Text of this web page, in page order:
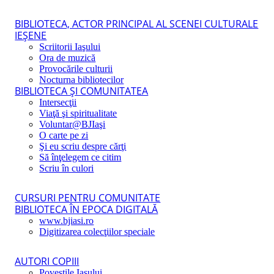
BIBLIOTECA, ACTOR PRINCIPAL AL SCENEI CULTURALE
IEŞENE
Scriitorii Iaşului
Ora de muzică
Provocările culturii
Nocturna bibliotecilor
BIBLIOTECA ŞI COMUNITATEA
Intersecţii
Viaţă şi spiritualitate
Voluntar@BJIaşi
O carte pe zi
Şi eu scriu despre cărţi
Să înţelegem ce citim
Scriu în culori
CURSURI PENTRU COMUNITATE
BIBLIOTECA ÎN EPOCA DIGITALĂ
www.bjiasi.ro
Digitizarea colecţiilor speciale
AUTORI COPIII